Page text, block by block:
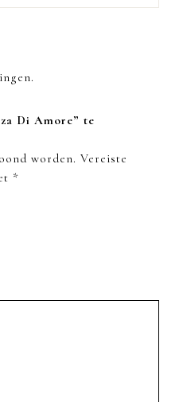
Di Amore” te
worden. Vereiste
*